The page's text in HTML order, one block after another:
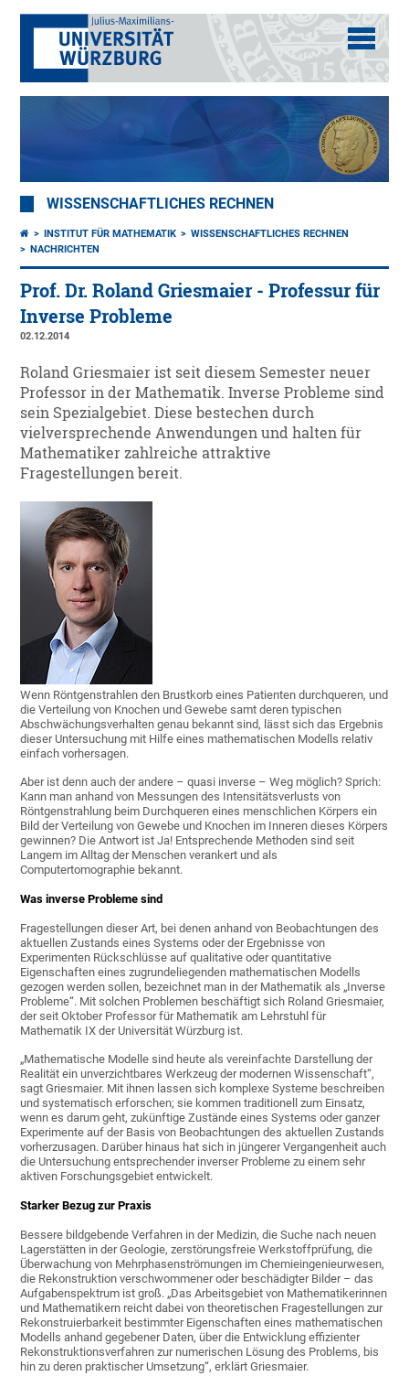
WISSENSCHAFTLICHES RECHNEN
INSTITUT FÜR MATHEMATIK
WISSENSCHAFTLICHES RECHNEN
NACHRICHTEN
Prof. Dr. Roland Griesmaier - Professur für
Inverse Probleme
02.12.2014
Roland Griesmaier ist seit diesem Semester neuer
Professor in der Mathematik. Inverse Probleme sind
sein Spezialgebiet. Diese bestechen durch
vielversprechende Anwendungen und halten für
Mathematiker zahlreiche attraktive
Fragestellungen bereit.
Wenn Röntgenstrahlen den Brustkorb eines Patienten durchqueren, und
die Verteilung von Knochen und Gewebe samt deren typischen
Abschwächungsverhalten genau bekannt sind, lässt sich das Ergebnis
dieser Untersuchung mit Hilfe eines mathematischen Modells relativ
einfach vorhersagen.
Aber ist denn auch der andere – quasi inverse – Weg möglich? Sprich:
Kann man anhand von Messungen des Intensitätsverlusts von
Röntgenstrahlung beim Durchqueren eines menschlichen Körpers ein
Bild der Verteilung von Gewebe und Knochen im Inneren dieses Körpers
gewinnen? Die Antwort ist Ja! Entsprechende Methoden sind seit
Langem im Alltag der Menschen verankert und als
Computertomographie bekannt.
Was inverse Probleme sind
Fragestellungen dieser Art, bei denen anhand von Beobachtungen des
aktuellen Zustands eines Systems oder der Ergebnisse von
Experimenten Rückschlüsse auf qualitative oder quantitative
Eigenschaften eines zugrundeliegenden mathematischen Modells
gezogen werden sollen, bezeichnet man in der Mathematik als „Inverse
Probleme“. Mit solchen Problemen beschäftigt sich Roland Griesmaier,
der seit Oktober Professor für Mathematik am Lehrstuhl für
Mathematik IX der Universität Würzburg ist.
„Mathematische Modelle sind heute als vereinfachte Darstellung der
Realität ein unverzichtbares Werkzeug der modernen Wissenschaft“,
sagt Griesmaier. Mit ihnen lassen sich komplexe Systeme beschreiben
und systematisch erforschen; sie kommen traditionell zum Einsatz,
wenn es darum geht, zukünftige Zustände eines Systems oder ganzer
Experimente auf der Basis von Beobachtungen des aktuellen Zustands
vorherzusagen. Darüber hinaus hat sich in jüngerer Vergangenheit auch
die Untersuchung entsprechender inverser Probleme zu einem sehr
aktiven Forschungsgebiet entwickelt.
Starker Bezug zur Praxis
Bessere bildgebende Verfahren in der Medizin, die Suche nach neuen
Lagerstätten in der Geologie, zerstörungsfreie Werkstoffprüfung, die
Überwachung von Mehrphasenströmungen im Chemieingenieurwesen,
die Rekonstruktion verschwommener oder beschädigter Bilder – das
Aufgabenspektrum ist groß. „Das Arbeitsgebiet von Mathematikerinnen
und Mathematikern reicht dabei von theoretischen Fragestellungen zur
Rekonstruierbarkeit bestimmter Eigenschaften eines mathematischen
Modells anhand gegebener Daten, über die Entwicklung effizienter
Rekonstruktionsverfahren zur numerischen Lösung des Problems, bis
hin zu deren praktischer Umsetzung“, erklärt Griesmaier.